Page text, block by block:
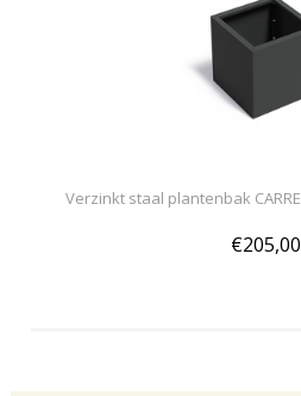
Verzinkt staal plantenbak
€205,00